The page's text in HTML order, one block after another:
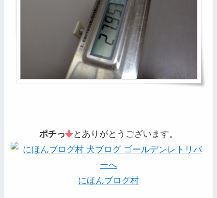
ポチっ とありがとうございます。
にほんブログ村